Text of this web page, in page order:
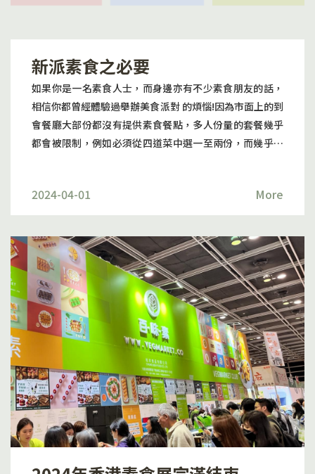
油）齋」和「咖哩齋」的口味。而滷汁通常有醬油、麻
同的質感和形狀。 滷水拼盤滷水拼盤是一道由多種滷製食
材組合而成的拼盤。通常包括滷豆腐、滷素肉、滷豆筋、
滷海帶等。這些食材都經過滷製，吸收了滷汁的風味，口
感豐富。滷水拼盤是很受香港素食者喜愛的一道菜。西檸
酥鴨西檸酥鴨是利用素肉和檸檬調味所烹調嘅菜式，以檸
受喜愛。羅漢齋羅漢齋由多種蔬菜、豆腐、豆製品和素肉
而且味道濃郁。羅漢齋在香港的佛教寺廟和齋菜餐廳中常
見，更是宗教儀式和節日慶典上的重要菜餚。百味素一直
致力將傳統素食菜式做到極致，同時不斷進行創新將素食
文化推廣，希望保留素食傳統同時加入創新元素。無論是
素食者或非熟食者都可以找到共鳴和滿足。聯絡我們訂購
及查詢： 9221 1530Email: info@vegmarket.co追蹤我
新派素食之必要
如果你是一名素食人士，而身邊亦有不少素食朋友的話，
相信你都曾經體驗過舉辦美食派對 的煩惱!因為市面上的到
會餐廳大部份都沒有提供素食餐點，多人份量的套餐幾乎
都會被限制，例如必須從四道菜中選一至兩份，而幾乎每
棄尋找餐廳，而選擇自己下廚，自己煮沒有甚麼不好，只
是香港生活忙碌。若要舉辦派對的話，煮多人份量的餐實
在不是一件容易的事，相信這是大部份素食者遇過的煩
惱。 不過，現在時代不同了，近年出現了不少素食專門店
及提供素食餐單的外賣到會服務餐廳，百味素VEG
MARKET就提供多種素食選擇，無論是10人簡單聚會，還
是超過50人的大派對都可 以輕鬆解決不吃肉的需求，別以
為只有食肉獸才能盡興，素食者也可以盡情吃個大滿足！
多樣化的素食選擇 百味素VEGMARKET的素食美饌包括:芝
士素蝦伊麵、素食滷水拼盤(豆乾、素鴨、雞蛋)、炸素雞
塊伴薯角、素煙肉芝士迷你漢堡包、羽衣甘藍南瓜藜麥沙
律、素紅絲絨蛋糕等超多選擇，由 中式西式列甜點都一應
俱全，另外百味素還提供素盆菜!農曆新年過節聚會也可以
輕鬆解決選擇菜式的煩惱，必定能滿足素食主義的你。 於
2024-04-01 More